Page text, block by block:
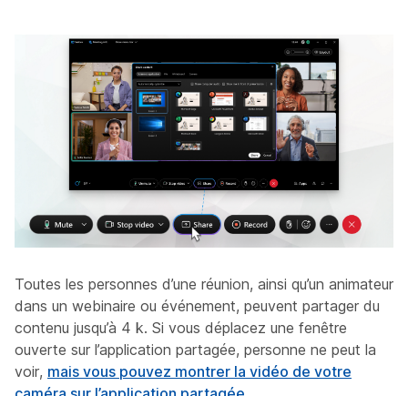
Toutes les personnes d’une réunion, ainsi qu’un animateur
dans un webinaire ou événement, peuvent partager du
contenu jusqu’à 4 k. Si vous déplacez une fenêtre
ouverte sur l’application partagée, personne ne peut la
voir, mais vous pouvez montrer la vidéo de votre